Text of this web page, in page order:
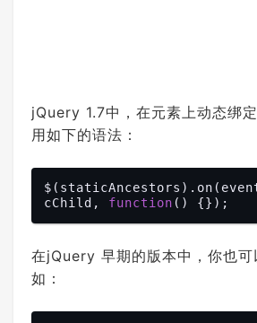
jQuery 1.7中，在元素上动态绑
用如下的语法：
cChild, function ( )
在jQuery 早期的版本中，你也可
如：